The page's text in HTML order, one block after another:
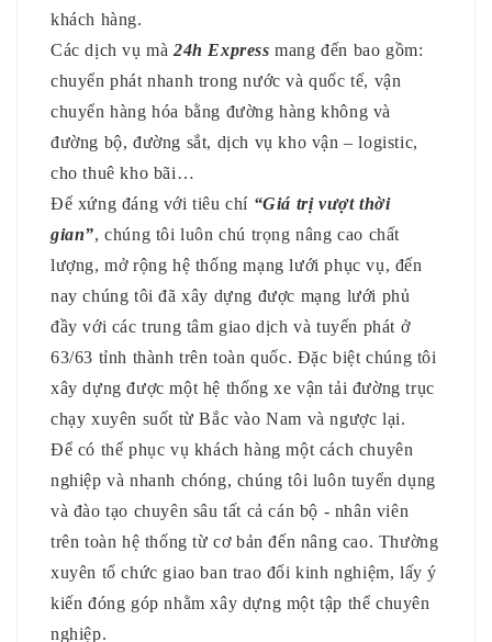
khách hàng.
Các dịch vụ mà 24h Expressmang đến bao gồm:
chuyển phát nhanh trong nước và quốc tế, vận
chuyển hàng hóa bằng đường hàng không và
đường bộ, đường sắt, dịch vụ kho vận – logistic,
cho thuê kho bãi…
Để xứng đáng với tiêu chí “Giá trị vượt thời
gian”, chúng tôi luôn chú trọng nâng cao chất
lượng, mở rộng hệ thống mạng lưới phục vụ, đến
nay chúng tôi đã xây dựng được mạng lưới phủ
đầy với các trung tâm giao dịch và tuyến phát ở
63/63 tỉnh thành trên toàn quốc. Đặc biệt chúng tôi
xây dựng được một hệ thống xe vận tải đường trục
chạy xuyên suốt từ Bắc vào Nam và ngược lại.
Để có thể phục vụ khách hàng một cách chuyên
nghiệp và nhanh chóng, chúng tôi luôn tuyển dụng
và đào tạo chuyên sâu tất cả cán bộ - nhân viên
trên toàn hệ thống từ cơ bản đến nâng cao. Thường
xuyên tổ chức giao ban trao đổi kinh nghiệm, lấy ý
kiến đóng góp nhằm xây dựng một tập thể chuyên
nghiệp.